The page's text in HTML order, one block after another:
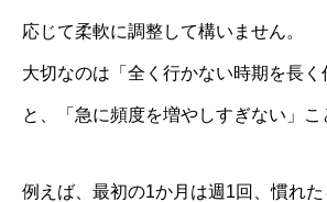
応じて柔軟に調整して構いません。
大切なのは「全く行かない時期を長く
と、「急に頻度を増やしすぎない」こ
例えば、最初の1か月は週1回、慣れ